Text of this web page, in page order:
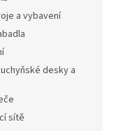
a vybavení
desky a
sítě